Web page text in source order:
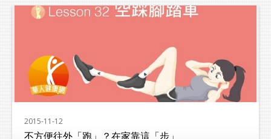
2015-11-12
不方便往外「跑」？在家靠這「步」